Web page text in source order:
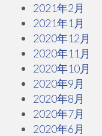
2021年2月
2021年1月
2020年12月
2020年11月
2020年10月
2020年9月
2020年8月
2020年7月
2020年6月